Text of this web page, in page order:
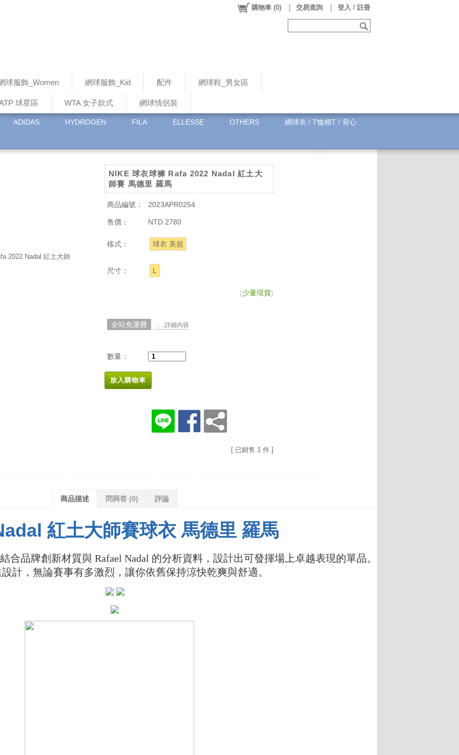
球服飾_Women 網球服飾_Kid 配件 網球鞋_男女區
球星區 WTA 女子款式 網球情侶裝
購物車 (0) 交易查詢 登入 / 註冊
ADIDAS HYDROGEN FILA ELLESSE OTHERS 網球衣 / T恤棉T / 背心
NIKE 球衣球褲 Rafa 2022 Nadal 紅土大
師賽 馬德里 羅馬
商品編號： 2023APR0254
售價： NTD 2780
樣式： 球衣 美規
尺寸： L
(少量現貨)
全站免運費 . . . 詳細內容
數量：
放入購物車
[ 已銷售 1 件 ]
商品描述 問與答 (0) 評論